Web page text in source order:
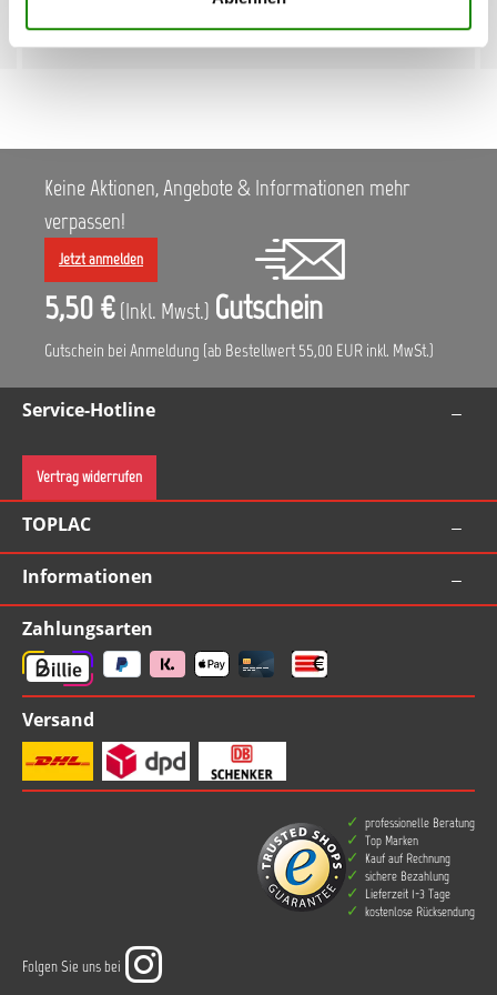
Rasterplatten der Größe 9,0 × 9,0 × 38 mm kompatibel. Ideal
für Werkstätten, um Werkzeuge und Zubehör stets griffbereit
zu haben. Vorteile auf einen Blick: Effiziente Organisation für
Tragfähigkeit: bis 20 kg Passend für: Rasterplatten 9,0 × 9,0 ×
68,40 €*
Keine Aktionen, Angebote & Informationen mehr
verpassen!
Jetzt anmelden
5,50 € (Inkl. Mwst.) Gutschein
Gutschein bei Anmeldung (ab Bestellwert 55,00 EUR inkl. MwSt.)
Service-Hotline
Vertrag widerrufen
TOPLAC
Informationen
Zahlungsarten
Versand
professionelle Beratung
Top Marken
Kauf auf Rechnung
sichere Bezahlung
Lieferzeit 1-3 Tage
kostenlose Rücksendung
Folgen Sie uns bei